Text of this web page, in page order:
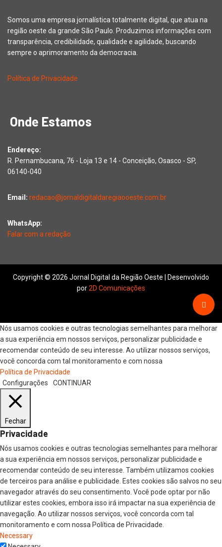
Somos uma empresa jornalística totalmente digital, que atua na
região oeste da grande São Paulo. Produzimos informações com
transparência, credibilidade, qualidade e agilidade, buscando
sempre o aprimoramento da democracia.
Política de Privacidade
Onde Estamos
Endereço:
R. Pernambucana, 76 - Loja 13 e 14 - Conceição, Osasco - SP,
06140-040
Email: redacao@jornaldigitaldaregiaooeste.com.br
WhatsApp:
Falar com a redação
Copyright © 2026 Jornal Digital da Região Oeste | Desenvolvido
por2D Comunicações
Nós usamos cookies e outras tecnologias semelhantes para melhorar
a sua experiência em nossos serviços, personalizar publicidade e
recomendar conteúdo de seu interesse. Ao utilizar nossos serviços,
você concorda com tal monitoramento e com nossa
Política de Privacidade
Configurações
CONTINUAR
Fechar
Privacidade
Nós usamos cookies e outras tecnologias semelhantes para melhorar
a sua experiência em nossos serviços, personalizar publicidade e
recomendar conteúdo de seu interesse. Também utilizamos cookies
de terceiros para análise e publicidade. Estes cookies são salvos no seu
navegador através do seu consentimento. Você pode optar por não
utilizar estes cookies, embora isso irá impactar na sua experiência de
navegação. Ao utilizar nossos serviços, você concorda com tal
monitoramento e com nossa Política de Privacidade.
Necessary